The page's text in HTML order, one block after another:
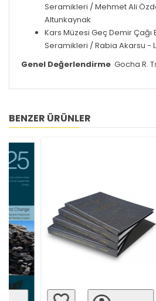
Seramikleri /Mehmet Ali
Altunkaynak
Kars Müzesi Geç Demir
Seramikleri /Rabia Akarsu -
Genel Değerlendirme Gocha R.
BENZER ÜRÜNLER